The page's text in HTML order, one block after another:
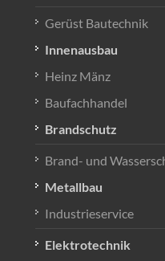
Gerüst Bautechnik
Innenausbau
Heinz Mänz
Baufachhandel
Brandschutz
Brand- und
Metallbau
Industrieservice
Elektrotechnik